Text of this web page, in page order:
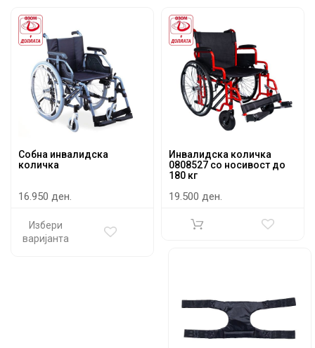
Собна инвалидска
количка
16.950 ден.
Избери
варијанта
Инвалидска количка
0808527 со носивост до
180 кг
19.500 ден.